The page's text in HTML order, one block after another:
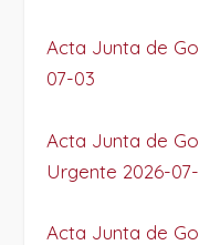
Acta Junta de
07-03
Acta Junta de
Urgente 2026-
Acta Junta de